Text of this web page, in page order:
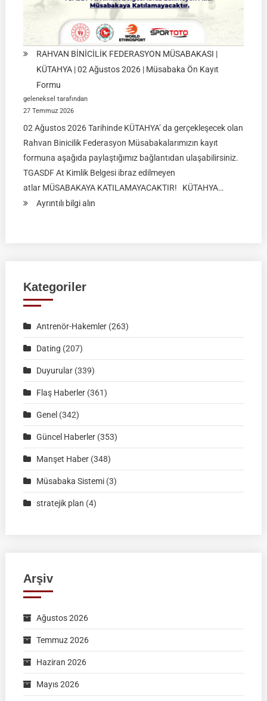
RAHVAN BİNİCİLİK FEDERASYON MÜSABAKASI |
KÜTAHYA | 02 Ağustos 2026 | Müsabaka Ön Kayıt
Formu
geleneksel tarafından
27 Temmuz 2026
02 Ağustos 2026 Tarihinde KÜTAHYA’ da gerçekleşecek olan
Rahvan Binicilik Federasyon Müsabakalarımızın kayıt
formuna aşağıda paylaştığımız bağlantıdan ulaşabilirsiniz.
TGASDF At Kimlik Belgesi ibraz edilmeyen
atlar MÜSABAKAYA KATILAMAYACAKTIR! KÜTAHYA…
Ayrıntılı bilgi alın:
02
2026
Müsabaka
Ön
Formu
Kategoriler
Antrenör-Hakemler(263)
Dating (207)
Duyurular(339)
Flaş Haberler(361)
Genel (342)
Güncel Haberler(353)
Manşet Haber(348)
Müsabaka Sistemi(3)
stratejik plan (4)
Arşiv
Ağustos 2026
Temmuz 2026
Haziran 2026
Mayıs 2026